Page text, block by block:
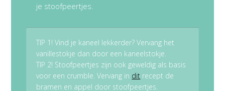
je stoofpeertjes.
TIP 1! Vind je kaneel lekkerder? Vervang het
vanillestokje dan door een kaneelstokje.
TIP 2! Stoofpeertjes zijn ook geweldig als basis
voor een crumble. Vervang in dit recept de
bramen en appel door stoofpeertjes.